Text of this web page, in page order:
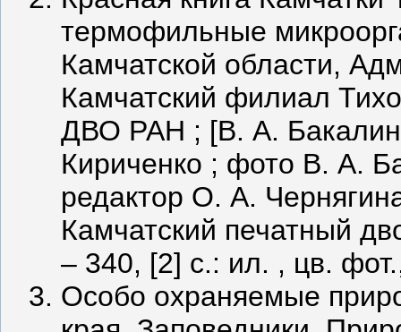
термофильные
Камчатской области,
Камчатский филиал
ДВО РАН ; [В. А.
Кириченко ; фото В. А.
редактор О. А.
Камчатский печатный
‒ 340, [2] с.: ил. , цв.
Особо охраняемые